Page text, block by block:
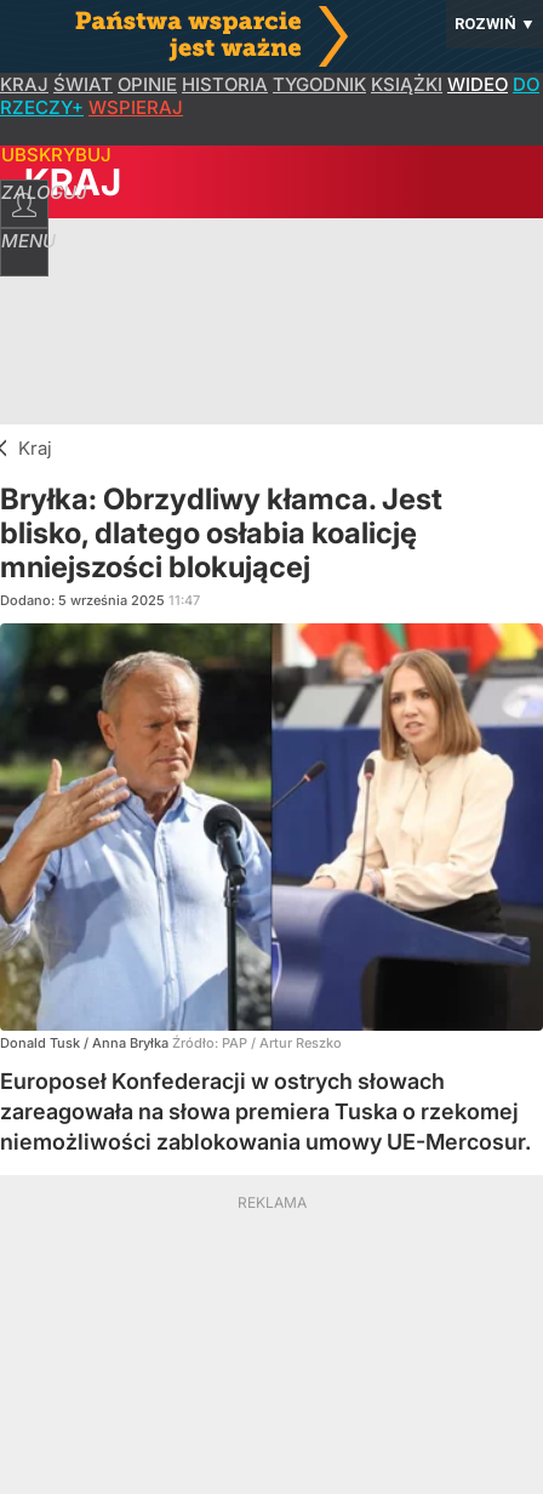
ROZWIŃ ▼
KRAJ ŚWIAT OPINIE HISTORIA TYGODNIK KSIĄŻKI WIDEO DO
RZECZY+ WSPIERAJ
ZALOGUJ
MENU
KRAJ
Kraj
Bryłka: Obrzydliwy kłamca. Jest
blisko, dlatego osłabia koalicję
mniejszości blokującej
Dodano: 5 września 2025 11:47
Donald Tusk / Anna Bryłka Źródło: PAP / Artur Reszko
Europoseł Konfederacji w ostrych słowach
zareagowała na słowa premiera Tuska o rzekomej
niemożliwości zablokowania umowy UE-Mercosur.